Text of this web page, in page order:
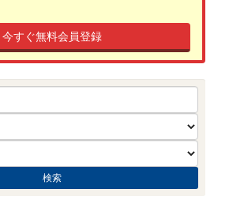
今すぐ無料会員登録